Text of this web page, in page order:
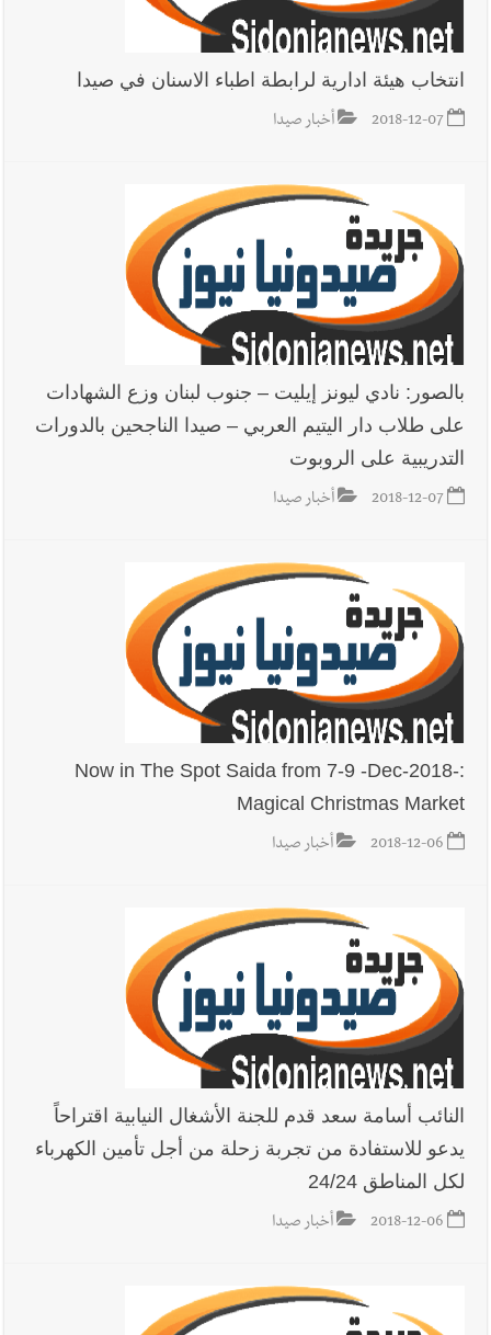
في صيدا نتيجة الانقطاع المتكرر لخط الخدمات الكهربائي
أخبار صيدا مفرزة صيدا القضائية توقف ثلاثة أشخاص بجرائم
أخبار لبنان بالصور : قائد الجيش اللبناني العماد رودولف هيكل شدد
خلال استقباله قائد القوة المشتركة الألمانية اللواء Alexander
Sollfrank على ضرورة تعزيز التعاون بين الجيشَين
أخبار لبنان
الطقس غدا صيفي معتاد والحرارة ضمن معدلاتها
الموسمية
أخبار لبنان
راتب النائب من 3 آلاف إلى 5 آلاف دولار شهرياً...
فكيف أقرّت الزيادة؟
أخبار لبنان مواجهة مؤجّلة لنزاع طويل
يبقى الشعب الفلسطيني يعيش كل هذا الألم؟ وإلى متى تستمر هذه
المعاناة التي تمزق القلوب والضمائر؟
أخبار العالم الرئيس الأميركي ترامب يحذّر إيران من ضربة قوية...
وإعلام إيراني: الاتّفاق مع عُمان مؤجّل ما دامت التهديدات مستمرّة
انتخاب هيئة ادارية لرابطة اطباء الاسنان في صيدا
2018-12-07 أخبار صيدا
بالصور: نادي ليونز إيليت – جنوب لبنان وزع الشهادات
على طلاب دار اليتيم العربي – صيدا الناجحين بالدورات
التدريبية على الروبوت
2018-12-07 أخبار صيدا
Now in The Spot Saida from 7-9 -Dec-2018-:
Magical Christmas Market
2018-12-06 أخبار صيدا
النائب أسامة سعد قدم للجنة الأشغال النيابية اقتراحاً
يدعو للاستفادة من تجربة زحلة من أجل تأمين الكهرباء
لكل المناطق 24/24
2018-12-06 أخبار صيدا